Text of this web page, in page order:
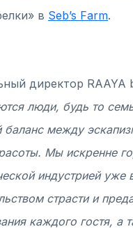
в Seb’s Farm.
директор RAAYA
люди, будь то
между
Мы искренне
индустрией
страсти и
каждого гостя, а